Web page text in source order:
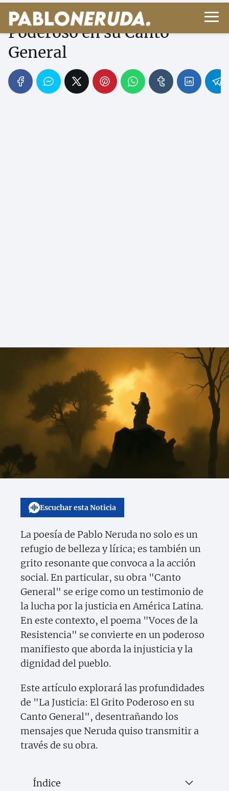
La Justicia: El Grito
Poderoso en su Canto
General
Escuchar esta Noticia
La poesía de Pablo Neruda no solo es un
refugio de belleza y lírica; es también un
grito resonante que convoca a la acción
social. En particular, su obra "Canto
General" se erige como un testimonio de
la lucha por la justicia en América Latina.
En este contexto, el poema "Voces de la
Resistencia" se convierte en un poderoso
manifiesto que aborda la injusticia y la
dignidad del pueblo.
Este artículo explorará las profundidades
de "La Justicia: El Grito Poderoso en su
Canto General", desentrañando los
mensajes que Neruda quiso transmitir a
través de su obra.
Índice